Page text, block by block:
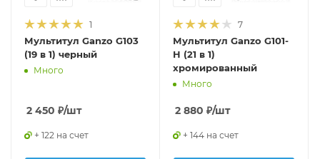
1
Мультитул Ganzo G103
(19 в 1) черный
Много
2 450 ₽/шт
+ 122 на счет
7
Мультитул Ganzo G101-
H (21 в 1)
хромированный
Много
2 880 ₽/шт
+ 144 на счет